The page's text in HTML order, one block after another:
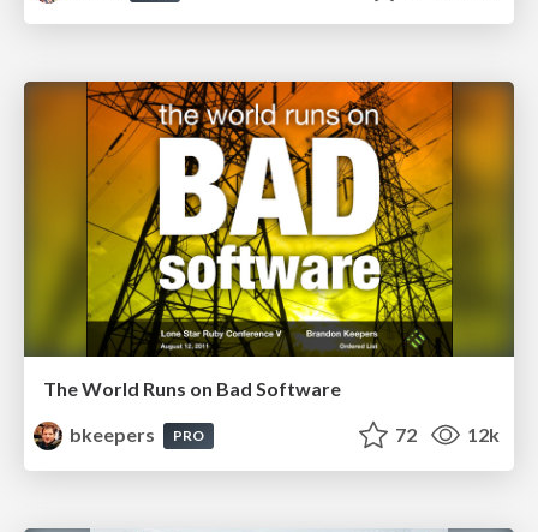
The World Runs on Bad Software
bkeepers
PRO 72 12k